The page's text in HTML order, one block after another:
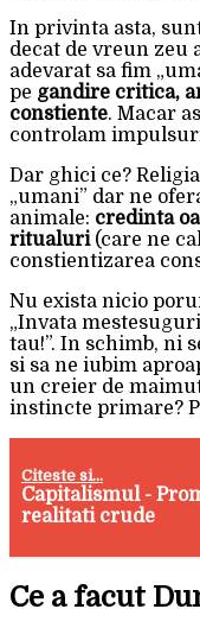
In privinta asta,
decat de vreun zeu
adevarat sa fim
pe gandire critica,
constiente. Macar
controlam
Dar ghici ce?
„umani” dar ne
animale: credinta
ritualuri(care ne
constientizarea
Nu exista nicio
„Invata
tau!”. In schimb, ni
si sa ne iubim
un creier de
instincte primare?
Citeste si...
Capitalismul -
realitati crude
Ce a facut